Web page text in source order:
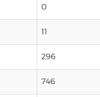
0
11
296
746